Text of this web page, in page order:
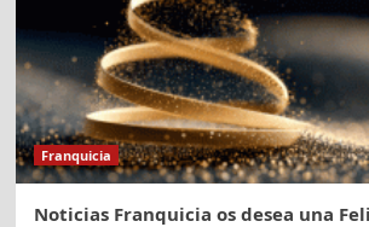
Franquicia
Noticias Franquicia os desea una